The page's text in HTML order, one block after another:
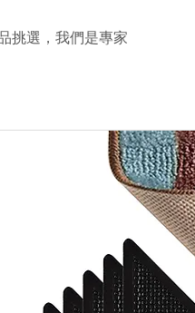
挑選，我們是專家